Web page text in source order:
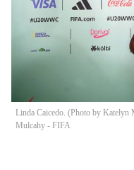
Linda Caicedo. (Photo by
Mulcahy - FIFA